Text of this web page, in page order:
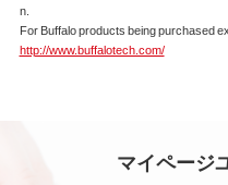
する法律ならびに条
本ソフトウェアは、
本ソフトウェアに
削除してはならな
n.
For Buffalo products being purchased
http://www.buffalotech.com/
マイページ